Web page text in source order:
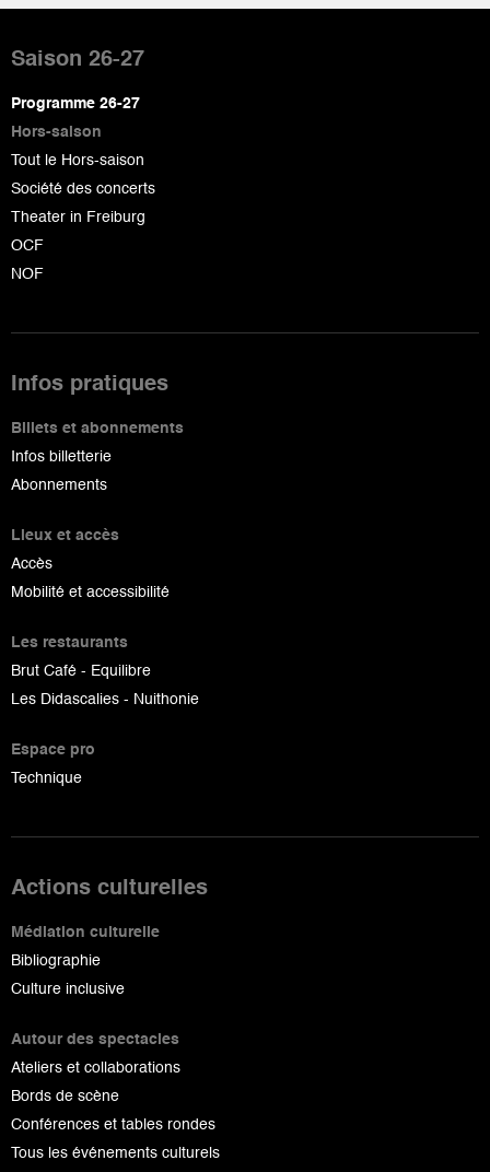
de
page
Saison 26-27
Programme 26-27
Hors-saison
Tout le Hors-saison
Société des concerts
Theater in Freiburg
OCF
NOF
Infos pratiques
Billets et abonnements
Infos billetterie
Abonnements
Lieux et accès
Accès
Mobilité et accessibilité
Les restaurants
Brut Café - Equilibre
Les Didascalies - Nuithonie
Espace pro
Technique
Actions culturelles
Médiation culturelle
Bibliographie
Culture inclusive
Autour des spectacles
Ateliers et collaborations
Bords de scène
Conférences et tables rondes
Tous les événements culturels